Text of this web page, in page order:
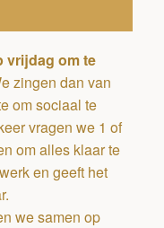
vrijdag om te
zingen dan van
om sociaal te
vragen we 1 of
om alles klaar te
en geeft het
we samen op